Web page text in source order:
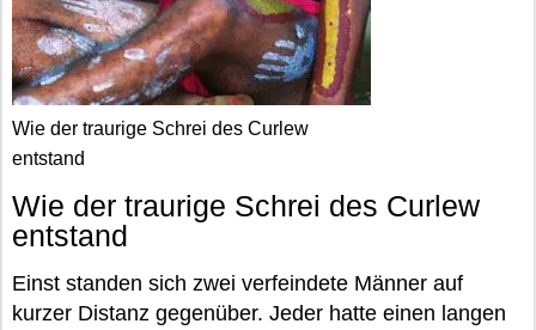
Wie der traurige Schrei des Curlew
entstand
Wie der traurige Schrei des Curlew
entstand
Einst standen sich zwei verfeindete Männer auf
kurzer Distanz gegenüber. Jeder hatte einen langen